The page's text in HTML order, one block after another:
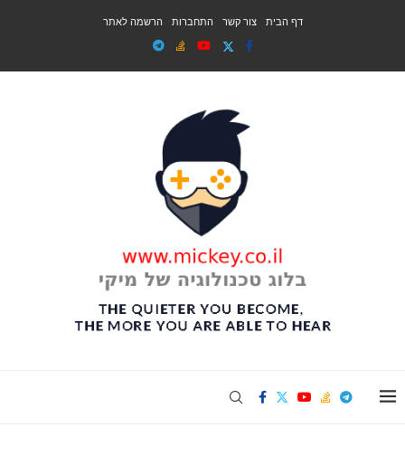
דף הבית צור קשר התחברות הרשמה לאתר